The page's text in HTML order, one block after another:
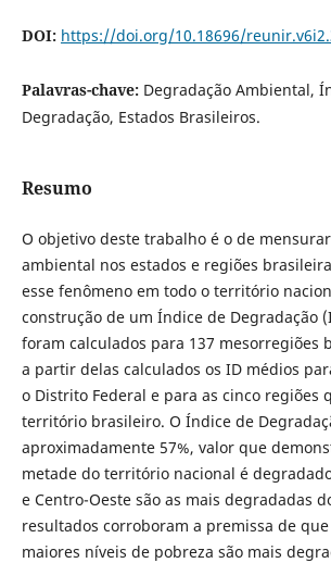
DOI: https://doi.org/10.18696/
Palavras-chave: Degradação Ambiental,
Degradação, Estados Brasileiros.
Resumo
O objetivo deste trabalho é o de
ambiental nos estados e regiões
esse fenômeno em todo o território
construção de um Índice de Degradação
foram calculados para 137 mesorregiões
a partir delas calculados os ID médios
o Distrito Federal e para as cinco regiões
território brasileiro. O Índice de
aproximadamente 57%, valor que
metade do território nacional é
e Centro-Oeste são as mais degradadas
resultados corroboram a premissa de
maiores níveis de pobreza são mais